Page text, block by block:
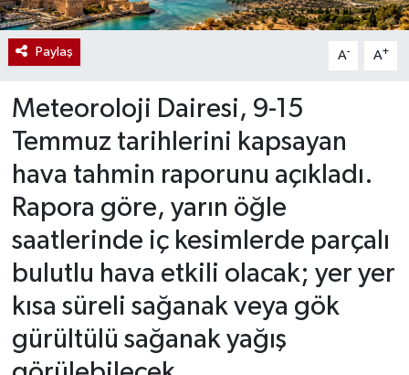
Paylaş A- A+
Meteoroloji Dairesi, 9-15
Temmuz tarihlerini kapsayan
hava tahmin raporunu açıkladı.
Rapora göre, yarın öğle
saatlerinde iç kesimlerde parçalı
bulutlu hava etkili olacak; yer yer
kısa süreli sağanak veya gök
gürültülü sağanak yağış